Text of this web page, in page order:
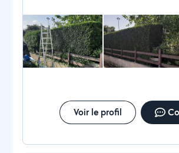
alu , zing , pvc , cuivre ... réalisation de travaux en
espace vert sur parc et jardin , taille
ététage, abattage, taille d'arbre
déchets, désherbage...
Voir le profil